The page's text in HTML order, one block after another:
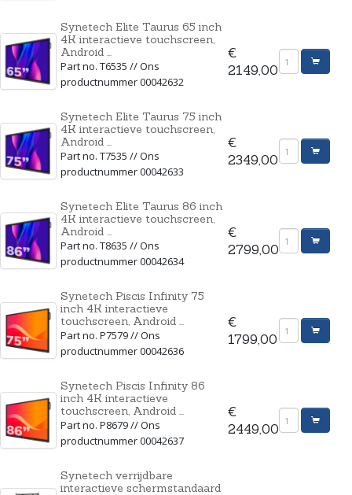
Synetech Elite Taurus 65 inch
4K interactieve touchscreen,
Android ...
Part no. T6535 // Ons
productnummer 00042632
€
2149,00
Synetech Elite Taurus 75 inch
4K interactieve touchscreen,
Android ...
Part no. T7535 // Ons
productnummer 00042633
€
2349,00
Synetech Elite Taurus 86 inch
4K interactieve touchscreen,
Android ...
Part no. T8635 // Ons
productnummer 00042634
€
2799,00
Synetech Piscis Infinity 75
inch 4K interactieve
touchscreen, Android ...
Part no. P7579 // Ons
productnummer 00042636
€
1799,00
Synetech Piscis Infinity 86
inch 4K interactieve
touchscreen, Android ...
Part no. P8679 // Ons
productnummer 00042637
€
2449,00
Synetech verrijdbare
interactieve schermstandaard